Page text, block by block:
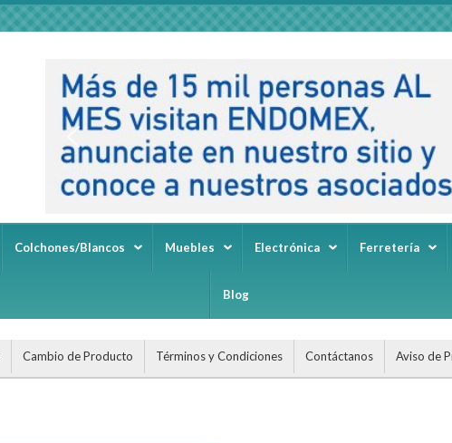
Colchones/Blancos Muebles Electrónica Ferretería
Blog
Cambio de Producto Términos y Condiciones Contáctanos Aviso de